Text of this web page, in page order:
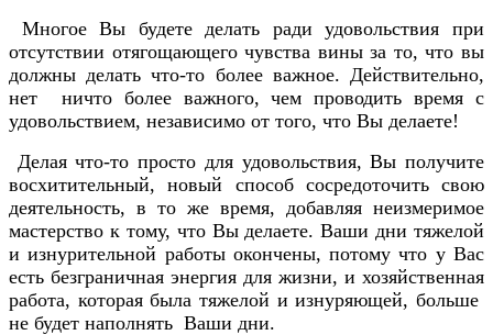
Многое Вы будете делать ради удовольствия при
отсутствии отягощающего чувства вины за то, что вы
должны делать что-то более важное. Действительно,
нет ничто более важного, чем проводить время с
удовольствием, независимо от того, что Вы делаете!
Делая что-то просто для удовольствия, Вы получите
восхитительный, новый способ сосредоточить свою
деятельность, в то же время, добавляя неизмеримое
мастерство к тому, что Вы делаете. Ваши дни тяжелой
и изнурительной работы окончены, потому что у Вас
есть безграничная энергия для жизни, и хозяйственная
работа, которая была тяжелой и изнуряющей, больше
не будет наполнять Ваши дни.